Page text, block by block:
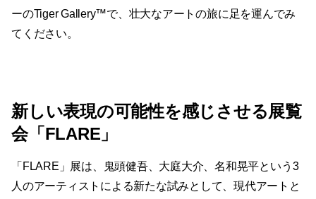
ーのTiger Gallery™で、壮大なアートの旅に足を運んでみ
てください。
新しい表現の可能性を感じさせる展覧
会「FLARE」
「FLARE」展は、鬼頭健吾、大庭大介、名和晃平という3
人のアーティストによる新たな試みとして、現代アートと